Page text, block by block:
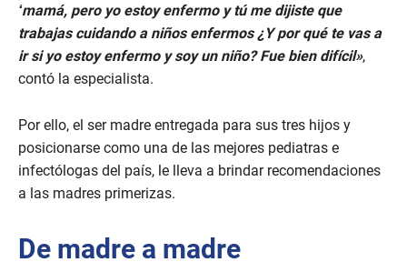
s
o
f
2
m
i
u
t
e
s
,
1
7
c
‘mamá, pero yo estoy enfermo y tú me dijiste que
trabajas cuidando a niños enfermos ¿Y por qué te vas a
ir si yo estoy enfermo y soy un niño? Fue bien difícil»,
contó la especialista.
Por ello, el ser madre entregada para sus tres hijos y
posicionarse como una de las mejores pediatras e
infectólogas del país, le lleva a brindar recomendaciones
a las madres primerizas.
De madre a madre